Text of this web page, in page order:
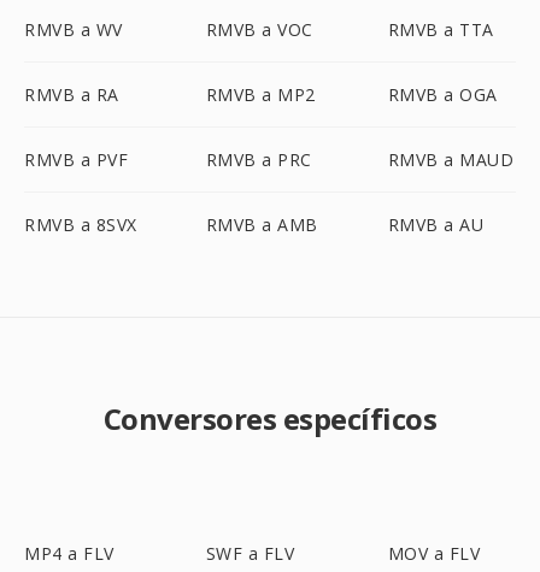
RMVB a WV RMVB a VOC RMVB a TTA
RMVB a RA RMVB a MP2 RMVB a OGA
RMVB a PVF RMVB a PRC RMVB a MAUD
RMVB a 8SVX RMVB a AMB RMVB a AU
Conversores específicos
MP4 a FLV SWF a FLV MOV a FLV